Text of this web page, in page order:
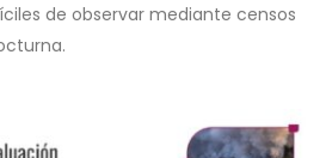
de observar mediante censos